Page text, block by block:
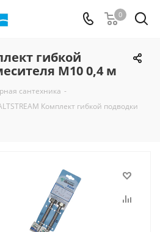
0
гибкой
М10 0,4 м
сантехника -
Комплект гибкой подводки